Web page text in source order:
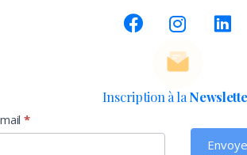
Inscription à la
*